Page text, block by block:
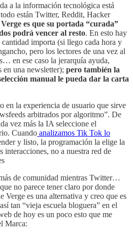
a la información tecnológica está
están Twitter, Reddit, Hacker
es que su portada “curada”
podrá vencer al resto. En esto hay
importa (si llego cada hora y
pero los lectores de una vez al
en ese caso la jerarquía ayuda,
en una newsletter); pero también la
manual le pueda dar la carta
en la experiencia de usuario que sirve
arbitrados por algoritmo”. De
vez más la IA seleccione el
Cuando analizamos Tik Tok lo
y listo, la programación la elige la
interacciones, no a nuestra red de
de comunidad mientras Twitter…
no parece tener claro por donde
Verge es una alternativa y creo que es
tan “vieja escuela bloguera” en el
de hoy es un poco esto que me
Marca: